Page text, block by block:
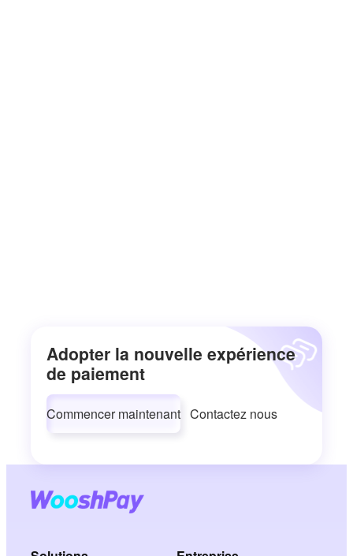
Adopter la nouvelle expérience
de paiement
Commencer maintenant Contactez nous